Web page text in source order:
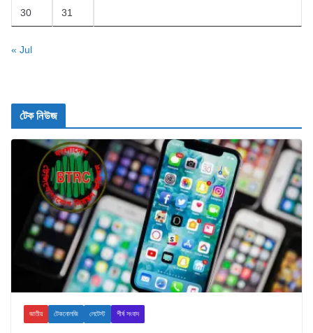
30 31
« Jul
টেক নিউজ
জাতীয় টেকনোলজি লেটেস্ট শীর্ষ সংবাদ